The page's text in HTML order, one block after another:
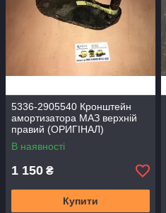
5336-2905540 Кронштейн
амортизатора МАЗ верхній
правий (ОРИГІНАЛ)
В наявності
1 150 ₴
Купити